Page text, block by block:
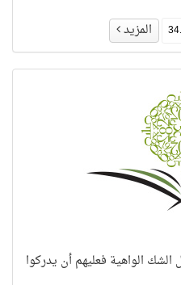
المزيد
الشك الواهية فعليهم أن يدركوا